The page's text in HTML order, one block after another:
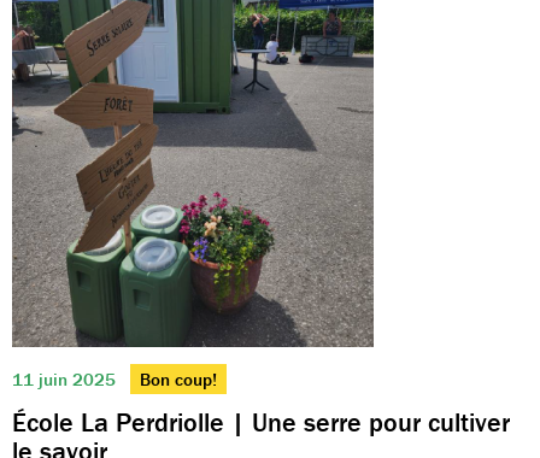
11 juin 2025 Bon coup!
École La Perdriolle | Une serre pour cultiver
le savoir